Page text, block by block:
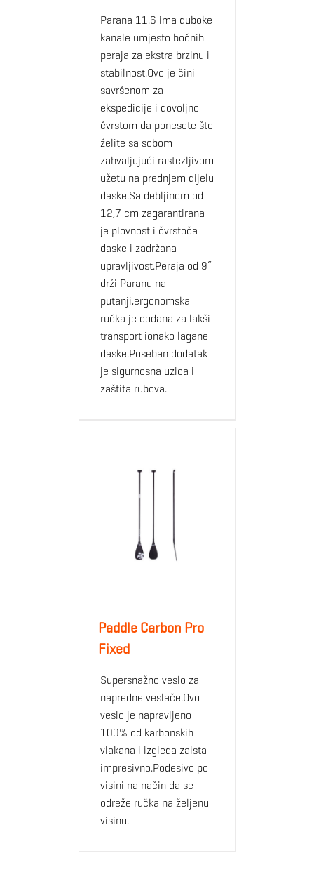
Parana 11.6 ima duboke
kanale umjesto bočnih
peraja za ekstra brzinu i
stabilnost.Ovo je čini
savršenom za
ekspedicije i dovoljno
čvrstom da ponesete što
želite sa sobom
zahvaljujući rastezljivom
užetu na prednjem dijelu
daske.Sa debljinom od
12,7 cm zagarantirana
je plovnost i čvrstoča
daske i zadržana
upravljivost.Peraja od 9“
drži Paranu na
putanji,ergonomska
ručka je dodana za lakši
transport ionako lagane
daske.Poseban dodatak
je sigurnosna uzica i
zaštita rubova.
Paddle Carbon Pro
Fixed
Supersnažno veslo za
napredne veslače.Ovo
veslo je napravljeno
100% od karbonskih
vlakana i izgleda zaista
impresivno.Podesivo po
visini na način da se
odreže ručka na željenu
visinu.